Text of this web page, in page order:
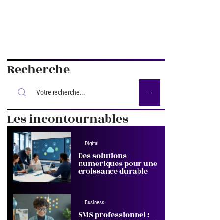
Recherche
Les incontournables
Digital
Des solutions
numeriques pour une
croissance durable
Business
SMS professionnel :